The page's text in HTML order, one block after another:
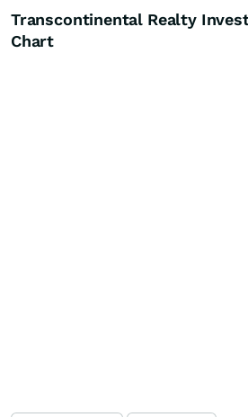
Transcontinental Realty
Chart